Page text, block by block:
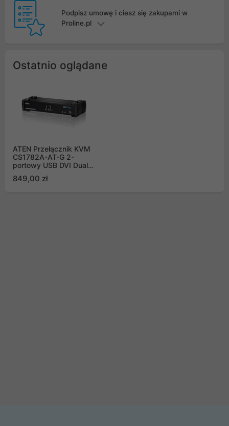
Podpisz umowę i ciesz się zakupami w
Proline.pl
Ostatnio oglądane
ATEN Przełącznik KVM
CS1782A-AT-G 2-
portowy USB DVI Dual
849,00 zł